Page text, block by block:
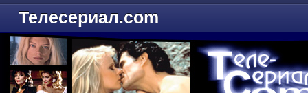
Телесериал.com